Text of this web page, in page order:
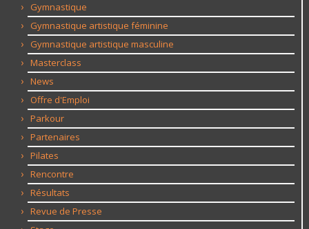
Gymnastique
Gymnastique artistique féminine
Gymnastique artistique masculine
Masterclass
News
Offre d'Emploi
Parkour
Partenaires
Pilates
Rencontre
Résultats
Revue de Presse